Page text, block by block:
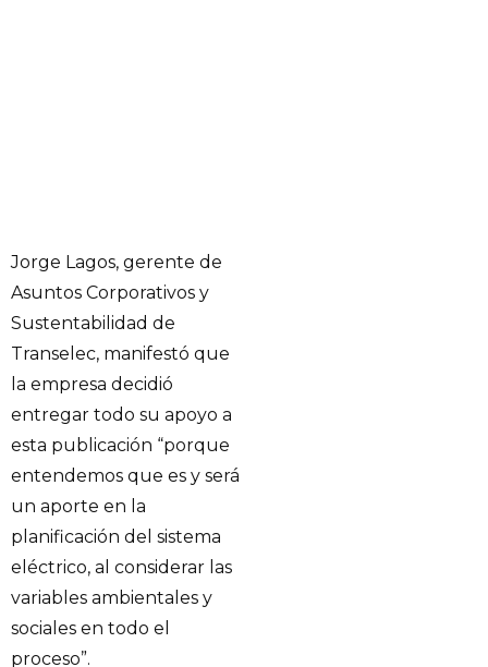
Jorge Lagos, gerente de
Asuntos Corporativos y
Sustentabilidad de
Transelec, manifestó que
la empresa decidió
entregar todo su apoyo a
esta publicación “porque
entendemos que es y será
un aporte en la
planificación del sistema
eléctrico, al considerar las
variables ambientales y
sociales en todo el
proceso”.